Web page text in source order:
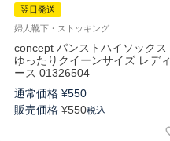
翌日発送
婦人靴下・ストッキングストッキング生地のソックスゆったりめのクイーンサイズです。
concept パンストハイソックス
ゆったりクイーンサイズ レディ
ース 01326504
通常価格 ¥550
販売価格 ¥550税込